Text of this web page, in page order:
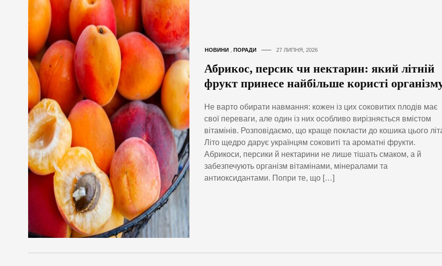
НОВИНИ ПОРАДИ 27 ЛИПНЯ, 2026
Абрикос, персик чи нектарин: який літній
фрукт принесе найбільше користі
Не варто обирати навмання: кожен із цих соковитих плодів має
свої переваги, але один із них особливо вирізняється вмістом
вітамінів. Розповідаємо, що краще покласти до кошика цього
Літо щедро дарує українцям соковиті та ароматні фрукти.
Абрикоси, персики й нектарини не лише тішать смаком, а й
забезпечують організм вітамінами, мінералами та
антиоксидантами. Попри те, що […]